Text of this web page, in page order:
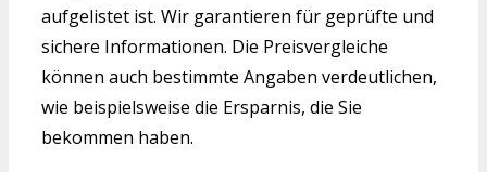
aufgelistet ist. Wir garantieren für geprüfte und
sichere Informationen. Die Preisvergleiche
können auch bestimmte Angaben verdeutlichen,
wie beispielsweise die Ersparnis, die Sie
bekommen haben.